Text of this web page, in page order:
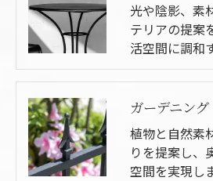
光や陰影、素
テリアの提案
活空間に調和
ガーデニング
植物と自然素
りを提案し、
空間を実現し